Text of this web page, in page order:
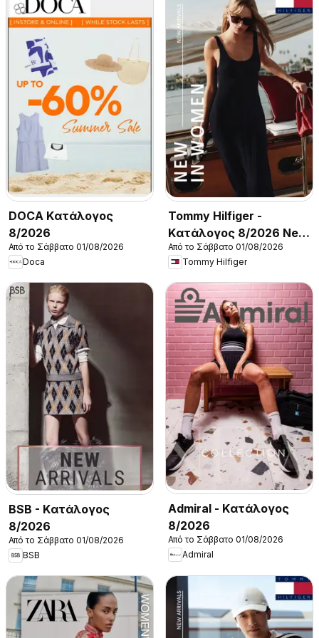
DOCA Kατάλογος
8/2026
Από το Σάββατο 01/08/2026
Doca
Tommy Hilfiger -
Kατάλογος 8/2026 New
in Women
Από το Σάββατο 01/08/2026
Tommy Hilfiger
BSB - Kατάλογος
8/2026
Από το Σάββατο 01/08/2026
BSB
Admiral - Kατάλογος
8/2026
Από το Σάββατο 01/08/2026
Admiral